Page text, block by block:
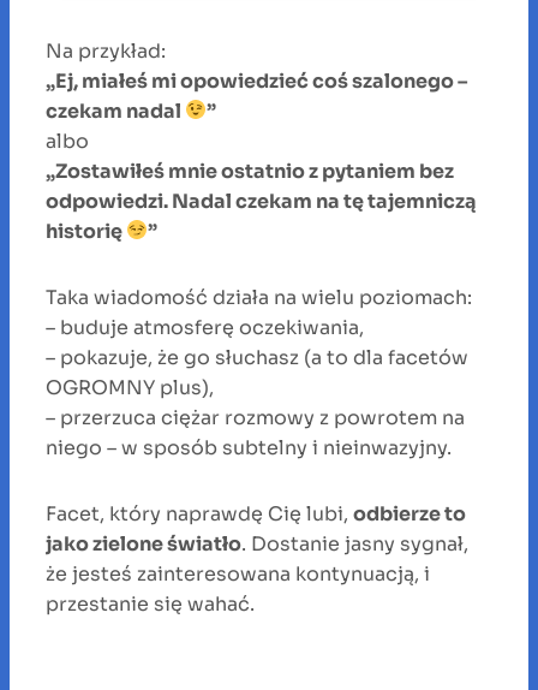
Na przykład:
„Ej, miałeś mi opowiedzieć coś szalonego –
czekam nadal
”
albo
„Zostawiłeś mnie ostatnio z pytaniem bez
odpowiedzi. Nadal czekam na tę tajemniczą
historię
”
Taka wiadomość działa na wielu poziomach:
– buduje atmosferę oczekiwania,
– pokazuje, że go słuchasz (a to dla facetów
OGROMNY plus),
– przerzuca ciężar rozmowy z powrotem na
niego – w sposób subtelny i nieinwazyjny.
Facet, który naprawdę Cię lubi, odbierze to
jako zielone światło. Dostanie jasny sygnał,
że jesteś zainteresowana kontynuacją, i
przestanie się wahać.